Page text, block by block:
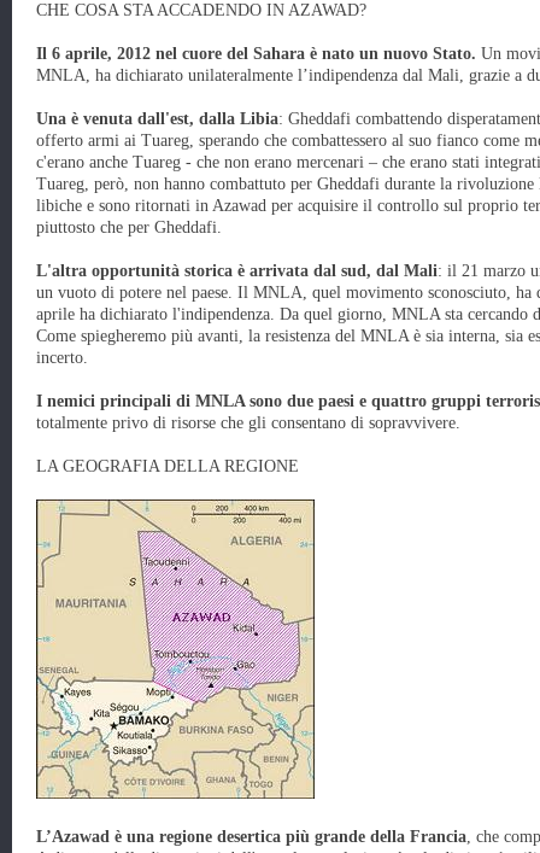
CHE COSA STA ACCADENDO IN AZAWAD?
Il 6 aprile, 2012 nel cuore del Sahara è nato un nuovo Stato. Un
MNLA, ha dichiarato unilateralmente l’indipendenza dal Mali, grazie a
Una è venuta dall'est, dalla Libia: Gheddafi combattendo
offerto armi ai Tuareg, sperando che combattessero al suo fianco come
c'erano anche Tuareg - che non erano mercenari – che erano stati
Tuareg, però, non hanno combattuto per Gheddafi durante la
libiche e sono ritornati in Azawad per acquisire il controllo sul proprio
piuttosto che per Gheddafi.
L'altra opportunità storica è arrivata dal sud, dal Mali: il 21 marzo
un vuoto di potere nel paese. Il MNLA, quel movimento sconosciuto,
aprile ha dichiarato l'indipendenza. Da quel giorno, MNLA sta cercando
Come spiegheremo più avanti, la resistenza del MNLA è sia interna, sia
incerto.
I nemici principali di MNLA sono due paesi e quattro gruppi
totalmente privo di risorse che gli consentano di sopravvivere.
LA GEOGRAFIA DELLA REGIONE
L’Azawad è una regione desertica più grande della Francia, che